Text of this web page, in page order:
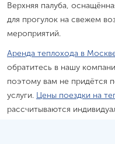
Верхняя палуба,
для прогулок на свежем
мероприятий.
Аренда теплохода в
обратитесь в нашу
поэтому вам не придётся
услуги. Цены поездки на
рассчитываются